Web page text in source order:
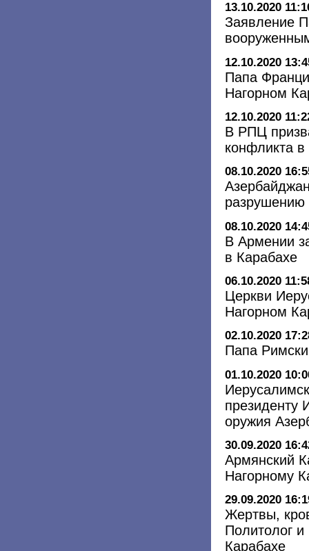
13.10.2020
Заявление
12.10.2020
Папа
Нагорном
12.10.2020
В РПЦ
конфликта
08.10.2020
разрушению
08.10.2020
В Армении
в Карабахе
06.10.2020
Церкви
Нагорном
02.10.2020
Папа
01.10.2020
президенту
оружия
30.09.2020
Армянский
Нагорному
29.09.2020
Жертвы,
Политолог
Карабахе